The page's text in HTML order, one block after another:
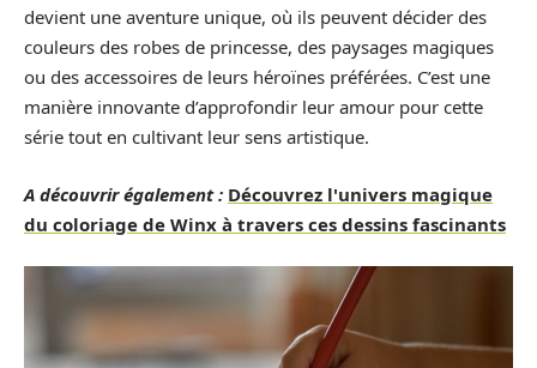
devient une aventure unique, où ils peuvent décider des
couleurs des robes de princesse, des paysages magiques
ou des accessoires de leurs héroïnes préférées. C’est une
manière innovante d’approfondir leur amour pour cette
série tout en cultivant leur sens artistique.
A découvrir également : Découvrez l'univers magique
du coloriage de Winx à travers ces dessins fascinants